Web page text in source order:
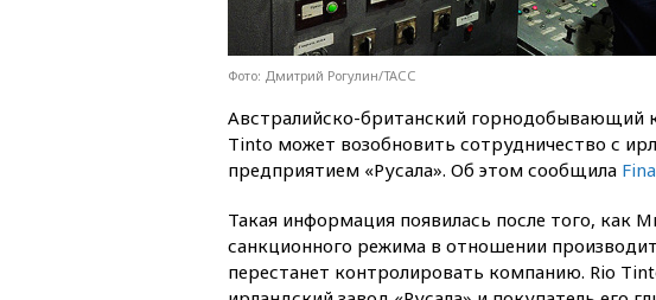
Фото: Дмитрий Рогулин/ТАСС
Австралийско-британский горнодобывающий
Tinto может возобновить сотрудничество с
предприятием «Русала». Об этом сообщила
Такая информация появилась после того, как
санкционного режима в отношении
перестанет контролировать компанию. Rio